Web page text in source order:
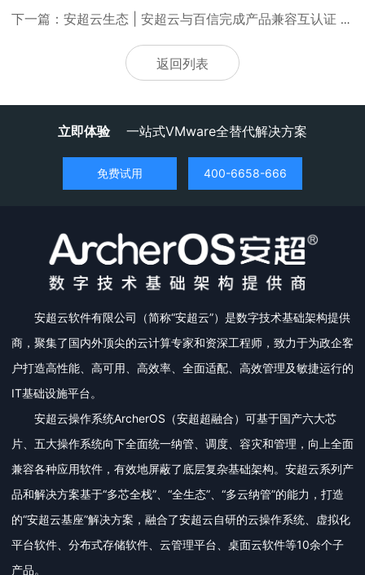
下一篇：安超云生态 | 安超云与百信完成产品兼容互认证 携手打造协同生态
返回列表
立即体验 一站式VMware全替代解决方案
免费试用 400-6658-666
安超云软件有限公司（简称“安超云”）是数字技术基础架构提供
商，聚集了国内外顶尖的云计算专家和资深工程师，致力于为政企客
户打造高性能、高可用、高效率、全面适配、高效管理及敏捷运行的
IT基础设施平台。
安超云操作系统ArcherOS（安超超融合）可基于国产六大芯
片、五大操作系统向下全面统一纳管、调度、容灾和管理，向上全面
兼容各种应用软件，有效地屏蔽了底层复杂基础架构。安超云系列产
品和解决方案基于“多芯全栈”、“全生态”、“多云纳管”的能力，打造
的“安超云基座”解决方案，融合了安超云自研的云操作系统、虚拟化
平台软件、分布式存储软件、云管理平台、桌面云软件等10余个子
产品。